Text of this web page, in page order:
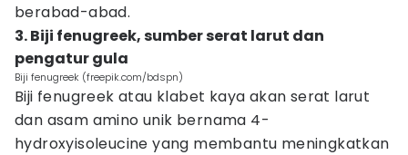
berabad-abad.
3. Biji fenugreek, sumber serat larut dan
pengatur gula
Biji fenugreek (freepik.com/bdspn)
Biji fenugreek atau klabet kaya akan serat larut
dan asam amino unik bernama 4-
hydroxyisoleucine yang membantu meningkatkan